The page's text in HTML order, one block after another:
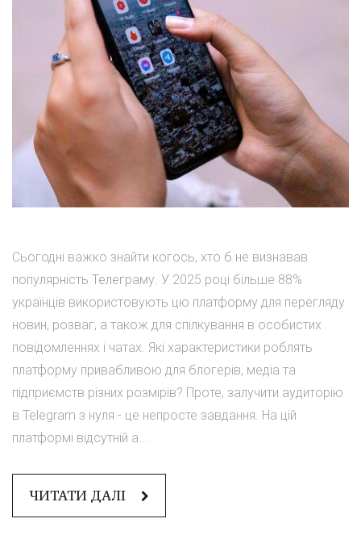
Сьогодні важко знайти когось, хто б не визнавав
популярність Телеграму. У 2025 році більше 88%
українців використовують цю платформу для перегляду
новин, розваг, а також для спілкування в особистих
повідомленнях і чатах. Які характеристики роблять
платформу привабливою для блогерів, медіа та
підприємств різних розмірів? Проте, залучити аудиторію
в Telegram з нуля - це непросте завдання. На цій
платформі відсутній а...
ЧИТАТИ ДАЛІ